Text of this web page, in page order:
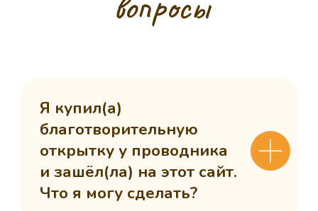
Подписаться
Открытки
Нажимая "Подписаться",
вы соглашаетесь cполитикой